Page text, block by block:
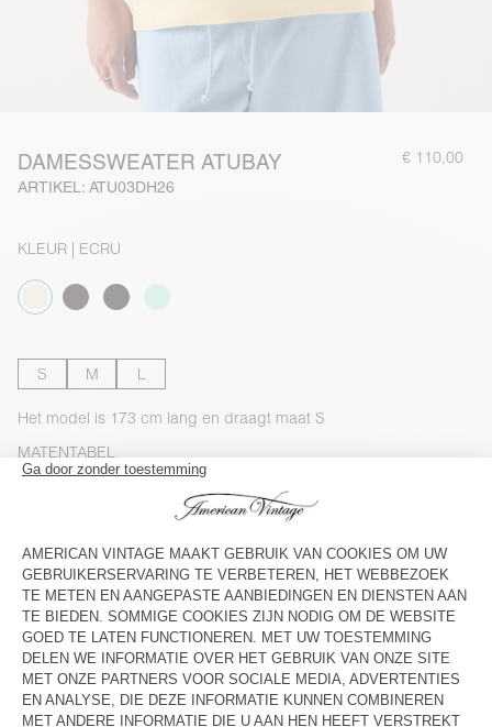
DAMESSWEATER ATUBAY
ARTIKEL: ATU03DH26
€ 110,00
KLEUR | ECRU
S M L
Het model is 173 cm lang en draagt maat S
MATENTABEL
tussen woensdag 12 augustus en vrijdag 14
augustus
TOEVOEGEN AAN HET WINKELWAGENTJE
BESCHIKBAARHEID IN DE WINKEL
BESCHRIJVING
MAAT EN PASVORM
SAMENSTELLING